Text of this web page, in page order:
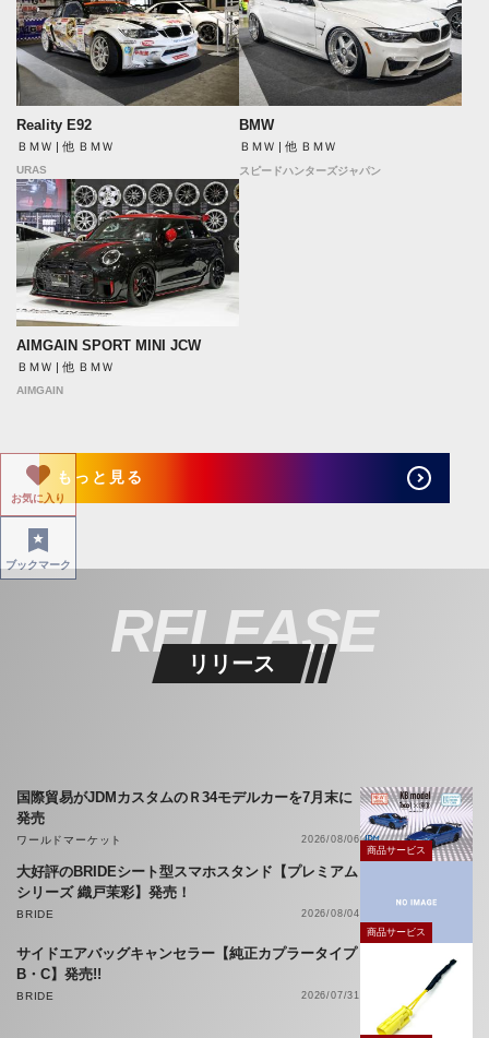
Reality E92
ＢＭＷ | 他 ＢＭＷ
URAS
BMW
ＢＭＷ | 他 ＢＭＷ
スピードハンターズジャパン
AIMGAIN SPORT MINI JCW
ＢＭＷ | 他 ＢＭＷ
AIMGAIN
もっと見る
RELEASE
リリース
国際貿易がJDMカスタムのＲ34モデルカーを7月末に
発売
ワールドマーケット
2026/08/06
商品サービス
大好評のBRIDEシート型スマホスタンド【プレミアム
シリーズ 織戸茉彩】発売！
BRIDE
2026/08/04
商品サービス
サイドエアバッグキャンセラー【純正カプラータイプ
B・C】発売!!
BRIDE 2026/07/31
お気に入り
ブックマーク